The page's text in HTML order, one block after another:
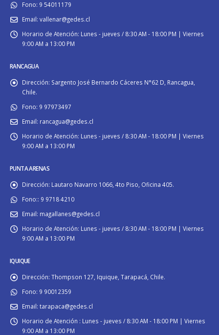
Fono: 9 54011179
Email: vallenar@gedes.cl
Horario de Atención: Lunes - jueves / 8:30 AM - 18:00 PM | Viernes
9:00 AM a 13:00 PM
RANCAGUA
Dirección: Sargento José Bernardo Cáceres N°62 D, Rancagua,
Chile.
Fono: 9 97973497
Email: rancagua@gedes.cl
Horario de Atención: Lunes - jueves / 8:30 AM - 18:00 PM | Viernes
9:00 AM a 13:00 PM
PUNTA ARENAS
Dirección: Lautaro Navarro 1066, 4to Piso, Oficina 405.
Fono:: 9 9718 4210
Email: magallanes@gedes.cl
Horario de Atención: Lunes - jueves / 8:30 AM - 18:00 PM | Viernes
9:00 AM a 13:00 PM
IQUIQUE
Dirección: Thompson 127, Iquique, Tarapacá, Chile.
Fono: 9 90012359
Email: tarapaca@gedes.cl
Horario de Atención : Lunes - jueves / 8:30 AM - 18:00 PM | Viernes
9:00 AM a 13:00 PM